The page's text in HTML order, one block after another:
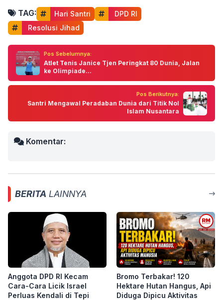
TAG: Hari Santri
DPD RI
Resolusi Jihad
Pos Sebelumnya:
Atlet Tenis Janice Tjen Peringkat 80 Dunia, Jalan
ke Olimpiade...
Pos Berikutnya:
Santri Mengawal Peradaban Dunia dari Titik Nol
Islam Nusantara
Komentar:
BERITA LAINNYA
Anggota DPD RI Kecam
Cara-Cara Licik Israel
Perluas Kendali di Tepi
Bromo Terbakar! 120
Hektare Hutan Hangus, Api
Diduga Dipicu Aktivitas